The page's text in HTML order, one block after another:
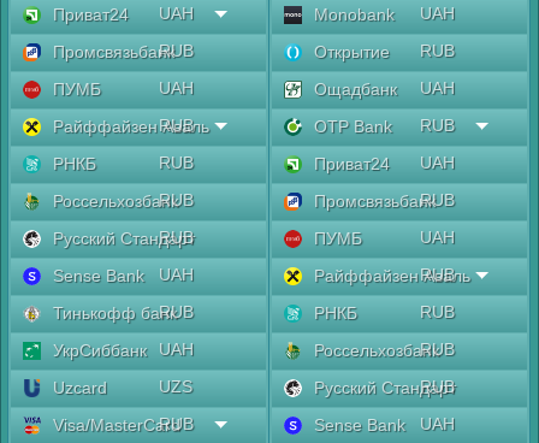
Приват24
UAH
ПромсвязьбанкRUB
ПУМБ
UAH
Райффайзен Аваль
RUB
РНКБ
RUB
РоссельхозбанкRUB
Русский Стандарт
RUB
Sense Bank
UAH
Тинькофф банкRUB
УкрСиббанк
UAH
Uzcard
UZS
Visa/MasterCard
RUB
Monobank
UAH
Открытие
RUB
Ощадбанк
UAH
OTP Bank
RUB
Приват24
UAH
ПромсвязьбанкRUB
ПУМБ
UAH
Райффайзен Аваль
RUB
РНКБ
RUB
РоссельхозбанкRUB
Русский Стандарт
RUB
Sense Bank
UAH